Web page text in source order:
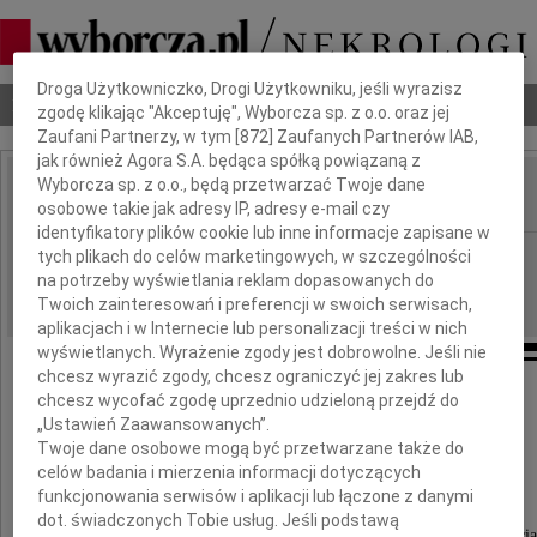
Nekrologi Odeszli Poradnik pogrzebowy
IMIĘ I NAZWISKO:
REGION: Białystok
DATA EMISJI: 17.06.2013
Naszemu Przyjacielowi
Maćkowi Chołodowskiemu
Dbamy o Twoją prywatność
Droga Użytkowniczko, Drogi Użytkowniku, jeśli wyrazisz
zgodę klikając "Akceptuję", Wyborcza sp. z o.o. oraz jej
Zaufani Partnerzy, w tym [872 ] Zaufanych Partnerów IAB,
jak również Agora S.A. będąca spółką powiązaną z
Wyborcza sp. z o.o., będą przetwarzać Twoje dane
osobowe takie jak adresy IP, adresy e-mail czy
identyfikatory plików cookie lub inne informacje zapisane w
tych plikach do celów marketingowych, w szczególności
na potrzeby wyświetlania reklam dopasowanych do
Twoich zainteresowań i preferencji w swoich serwisach,
aplikacjach i w Internecie lub personalizacji treści w nich
wyświetlanych. Wyrażenie zgody jest dobrowolne. Jeśli nie
chcesz wyrazić zgody, chcesz ograniczyć jej zakres lub
chcesz wycofać zgodę uprzednio udzieloną przejdź do
„Ustawień Zaawansowanych”.
Twoje dane osobowe mogą być przetwarzane także do
celów badania i mierzenia informacji dotyczących
funkcjonowania serwisów i aplikacji lub łączone z danymi
dot. świadczonych Tobie usług. Jeśli podstawą